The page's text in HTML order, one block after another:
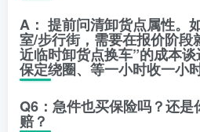
A： 提前问清卸货点属性。
室/步行街，需要在报价阶段
近临时卸货点换车”的成本谈
保定绕圈、等一小时收一小
Q6：急件也买保险吗？还是
赔？